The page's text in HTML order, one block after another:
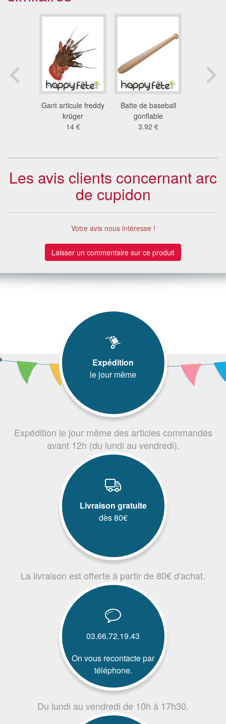
Gant articule freddy
krüger
14 €
Batte de baseball
gonflable
3.92 €
Les avis clients concernant arc
de cupidon
Votre avis nous intéresse !
Laisser un commentaire sur ce produit
Expédition
le jour même
Expédition le jour même des articles commandés
avant 12h (du lundi au vendredi).
Livraison gratuite
dès 80€
La livraison est offerte à partir de 80€ d'achat.
03.66.72.19.43
On vous recontacte par
téléphone.
Du lundi au vendredi de 10h à 17h30.